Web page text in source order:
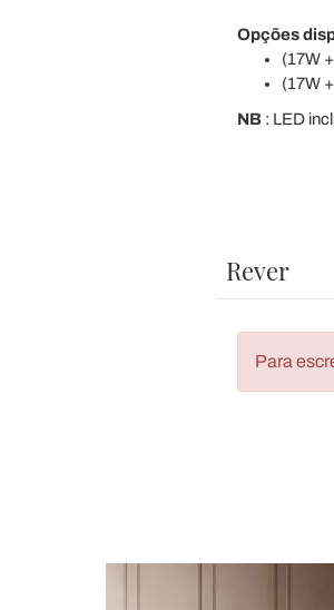
Opções
(17W
(17W
NB: LED
Rever
Para